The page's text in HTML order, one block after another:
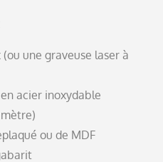
une graveuse laser à
acier inoxydable
ou de MDF